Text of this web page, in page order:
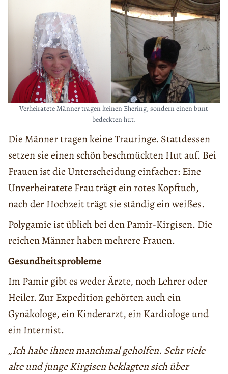
Verheiratete Männer tragen keinen Ehering, sondern einen bunt
bedeckten hut.
Die Männer tragen keine Trauringe. Stattdessen
setzen sie einen schön beschmückten Hut auf. Bei
Frauen ist die Unterscheidung einfacher: Eine
Unverheiratete Frau trägt ein rotes Kopftuch,
nach der Hochzeit trägt sie ständig ein weißes.
Polygamie ist üblich bei den Pamir-Kirgisen. Die
reichen Männer haben mehrere Frauen.
Gesundheitsprobleme
Im Pamir gibt es weder Ärzte, noch Lehrer oder
Heiler. Zur Expedition gehörten auch ein
Gynäkologe, ein Kinderarzt, ein Kardiologe und
ein Internist.
„Ich habe ihnen manchmal geholfen. Sehr viele
alte und junge Kirgisen beklagten sich über